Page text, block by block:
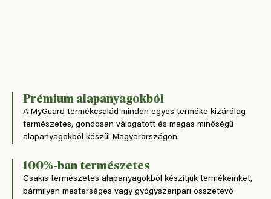
Prémium alapanyagokból
A MyGuard termékcsalád minden egyes terméke kizárólag
természetes, gondosan válogatott és magas minőségű
alapanyagokból készül Magyarországon.
100%-ban természetes
Csakis természetes alapanyagokból készítjük termékeinket,
bármilyen mesterséges vagy gyógyszeripari összetevő